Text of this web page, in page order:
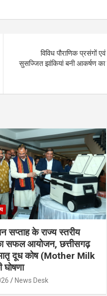
विविध पौराणिक
सुसज्जित झांकियां बनी आकर्षण
सप्ताह के राज्य स्तरीय
सफल आयोजन, छत्तीसगढ़
दूध कोष (Mother Milk
News Desk